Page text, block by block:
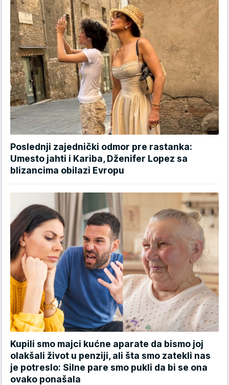
Poslednji zajednički odmor pre rastanka:
Umesto jahti i Kariba, Dženifer Lopez sa
blizancima obilazi Evropu
Kupili smo majci kućne aparate da bismo joj
olakšali život u penziji, ali šta smo zatekli nas
je potreslo: Silne pare smo pukli da bi se ona
ovako ponašala